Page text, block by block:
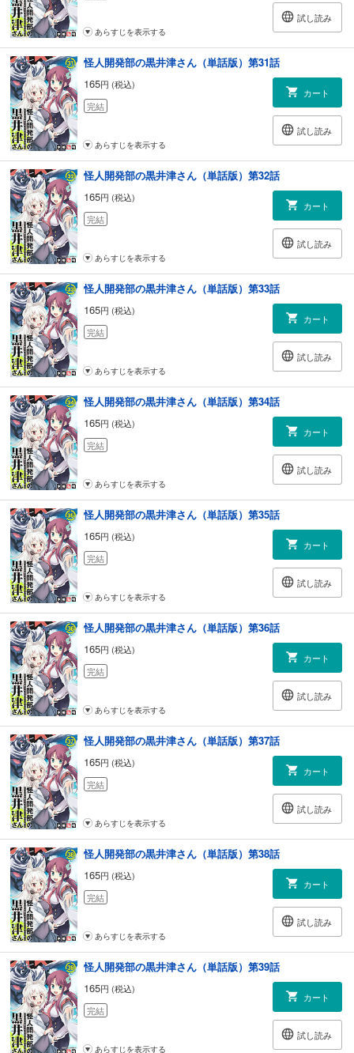
試し読み
あらすじを表示する
怪人開発部の黒井津さん（単話版）第31話
165円 (税込)
完結
カート
試し読み
あらすじを表示する
怪人開発部の黒井津さん（単話版）第32話
165円 (税込)
完結
カート
試し読み
あらすじを表示する
怪人開発部の黒井津さん（単話版）第33話
165円 (税込)
完結
カート
試し読み
あらすじを表示する
怪人開発部の黒井津さん（単話版）第34話
165円 (税込)
完結
カート
試し読み
あらすじを表示する
怪人開発部の黒井津さん（単話版）第35話
165円 (税込)
完結
カート
試し読み
あらすじを表示する
怪人開発部の黒井津さん（単話版）第36話
165円 (税込)
完結
カート
試し読み
あらすじを表示する
怪人開発部の黒井津さん（単話版）第37話
165円 (税込)
完結
カート
試し読み
あらすじを表示する
怪人開発部の黒井津さん（単話版）第38話
165円 (税込)
完結
カート
試し読み
あらすじを表示する
怪人開発部の黒井津さん（単話版）第39話
165円 (税込)
完結
カート
試し読み
あらすじを表示する